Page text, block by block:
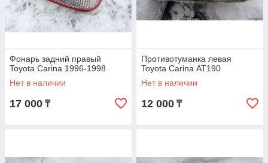
Фонарь задний правый
Toyota Carina 1996-1998
Нет в наличии
17 000 ₸
Противотуманка левая
Toyota Carina АТ190
Нет в наличии
12 000 ₸